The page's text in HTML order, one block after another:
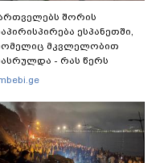
შორის
ესპანეთში,
მკვლელობით
- რას წერს
მედია: "მანქანა
რაინდის"